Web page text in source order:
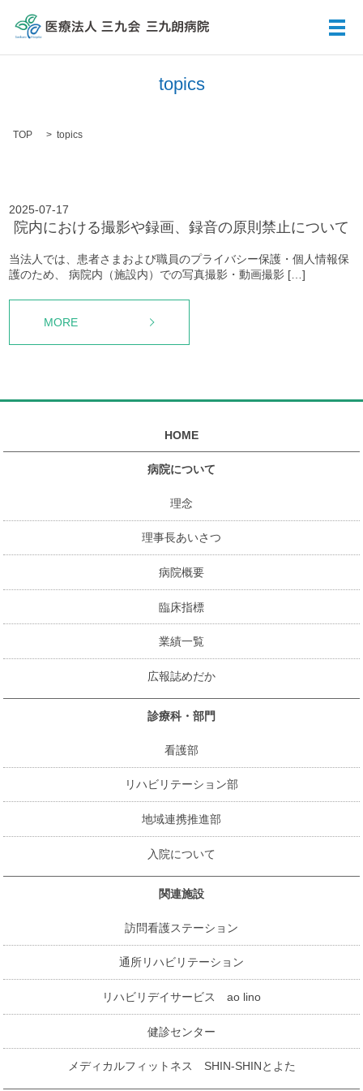
メ
topics
TOP topics
2025-07-17
院内における撮影や録画、録音の原則禁止について
当法人では、患者さまおよび職員のプライバシー保護・個人情報保
護のため、 病院内（施設内）での写真撮影・動画撮影 […]
MORE
HOME
病院について
理念
理事長あいさつ
病院概要
臨床指標
業績一覧
広報誌めだか
診療科・部門
看護部
リハビリテーション部
地域連携推進部
入院について
関連施設
訪問看護ステーション
通所リハビリテーション
リハビリデイサービス ao lino
健診センター
メディカルフィットネス SHIN-SHINとよた